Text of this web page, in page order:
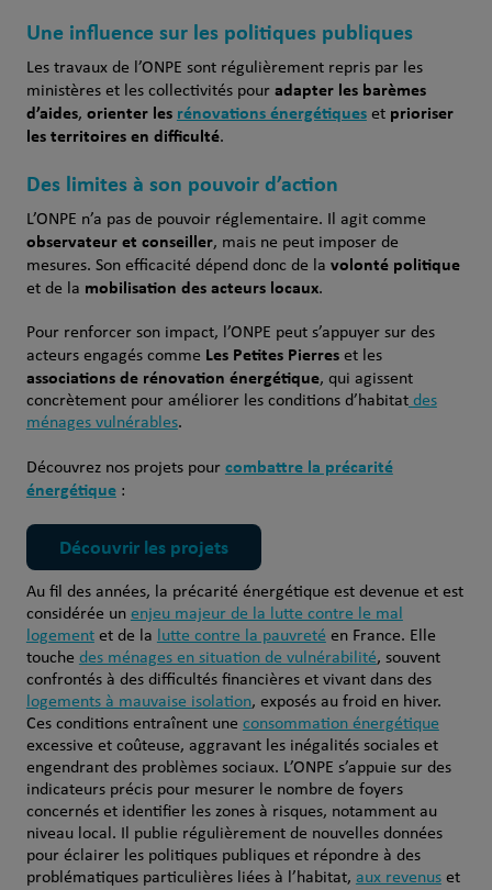
Une influence sur les politiques publiques
Les travaux de l’ONPE sont régulièrement repris par les
ministères et les collectivités pour adapter les barèmes
d’aides, orienter les rénovations énergétiqueset prioriser
les territoires en difficulté.
Des limites à son pouvoir d’action
L’ONPE n’a pas de pouvoir réglementaire. Il agit comme
observateur et conseiller, mais ne peut imposer de
mesures. Son efficacité dépend donc de la volonté politique
et de la mobilisation des acteurs locaux.
Pour renforcer son impact, l’ONPE peut s’appuyer sur des
acteurs engagés comme Les Petites Pierreset les
associations de rénovation énergétique, qui agissent
concrètement pour améliorer les conditions d’habitatdes
ménages vulnérables.
Découvrez nos projets pour combattre la précarité
énergétique:
Découvrir les projets
Au fil des années, la précarité énergétique est devenue et est
considérée un enjeu majeur de la lutte contre le mal
logementet de la lutte contre la pauvreté en France. Elle
touche des ménages en situation de vulnérabilité, souvent
confrontés à des difficultés financières et vivant dans des
logements à mauvaise isolation, exposés au froid en hiver.
Ces conditions entraînent une consommation énergétique
excessive et coûteuse, aggravant les inégalités sociales et
engendrant des problèmes sociaux. L’ONPE s’appuie sur des
indicateurs précis pour mesurer le nombre de foyers
concernés et identifier les zones à risques, notamment au
niveau local. Il publie régulièrement de nouvelles données
pour éclairer les politiques publiques et répondre à des
problématiques particulières liées à l’habitat, aux revenuset